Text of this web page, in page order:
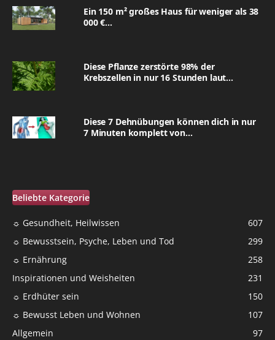
Ein 150 m² großes Haus für weniger als 38
000 €...
Diese Pflanze zerstörte 98% der
Krebszellen in nur 16 Stunden laut...
Diese 7 Dehnübungen können dich in nur
7 Minuten komplett von...
Beliebte Kategorie
☼ Gesundheit, Heilwissen
607
☼ Bewusstsein, Psyche, Leben und Tod
299
☼ Ernährung
258
Inspirationen und Weisheiten
231
☼ Erdhüter sein
150
☼ Bewusst Leben und Wohnen
107
Allgemein
97